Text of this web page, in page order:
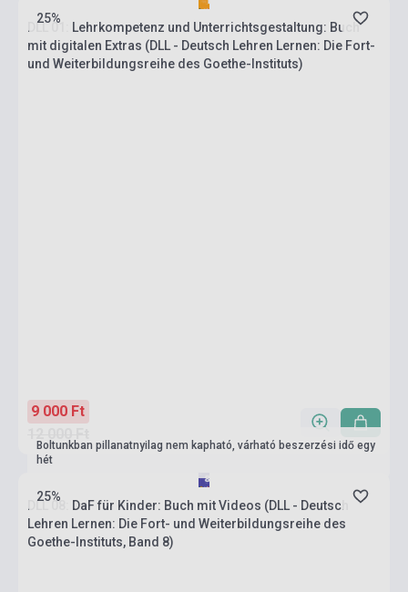
25%
DLL 01: Lehrkompetenz und Unterrichtsgestaltung: Buch
mit digitalen Extras (DLL - Deutsch Lehren Lernen: Die Fort-
und Weiterbildungsreihe des Goethe-Instituts)
9 000 Ft
25%
Boltunkban pillanatnyilag nem kapható, várható beszerzési idő egy
hét
DLL 08: DaF für Kinder: Buch mit Videos (DLL - Deutsch
Lehren Lernen: Die Fort- und Weiterbildungsreihe des
Goethe-Instituts, Band 8)